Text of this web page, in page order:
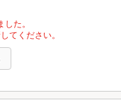
た。
てください。